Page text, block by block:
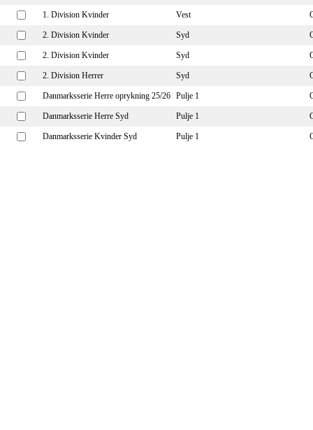
1. Division Kvinder Vest
2. Division Kvinder Syd
2. Division Kvinder Syd
2. Division Herrer Syd
Danmarksserie Herre oprykning 25/26 Pulje 1
Danmarksserie Herre Syd Pulje 1
Danmarksserie Kvinder Syd Pulje 1